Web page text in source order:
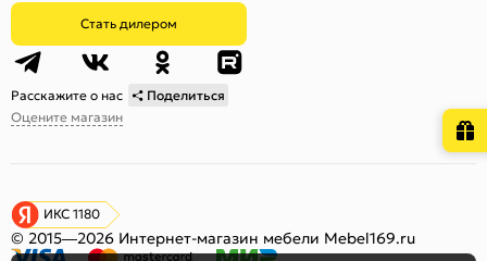
Стать дилером
Расскажите о нас
Поделиться
Оцените магазин
ИКС 1180
© 2015—2026 Интернет-магазин мебели Mebel169.ru